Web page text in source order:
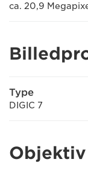
ca. 20,9
Type
DIGIC 7
Objektiv